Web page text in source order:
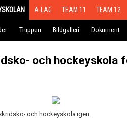
A-LAG TEAM 11 TEAM 12
Truppen Bildgalleri Dokument
och hockeyskola
och hockeyskola igen.